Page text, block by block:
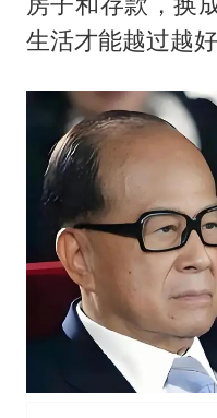
生活才能越过越好